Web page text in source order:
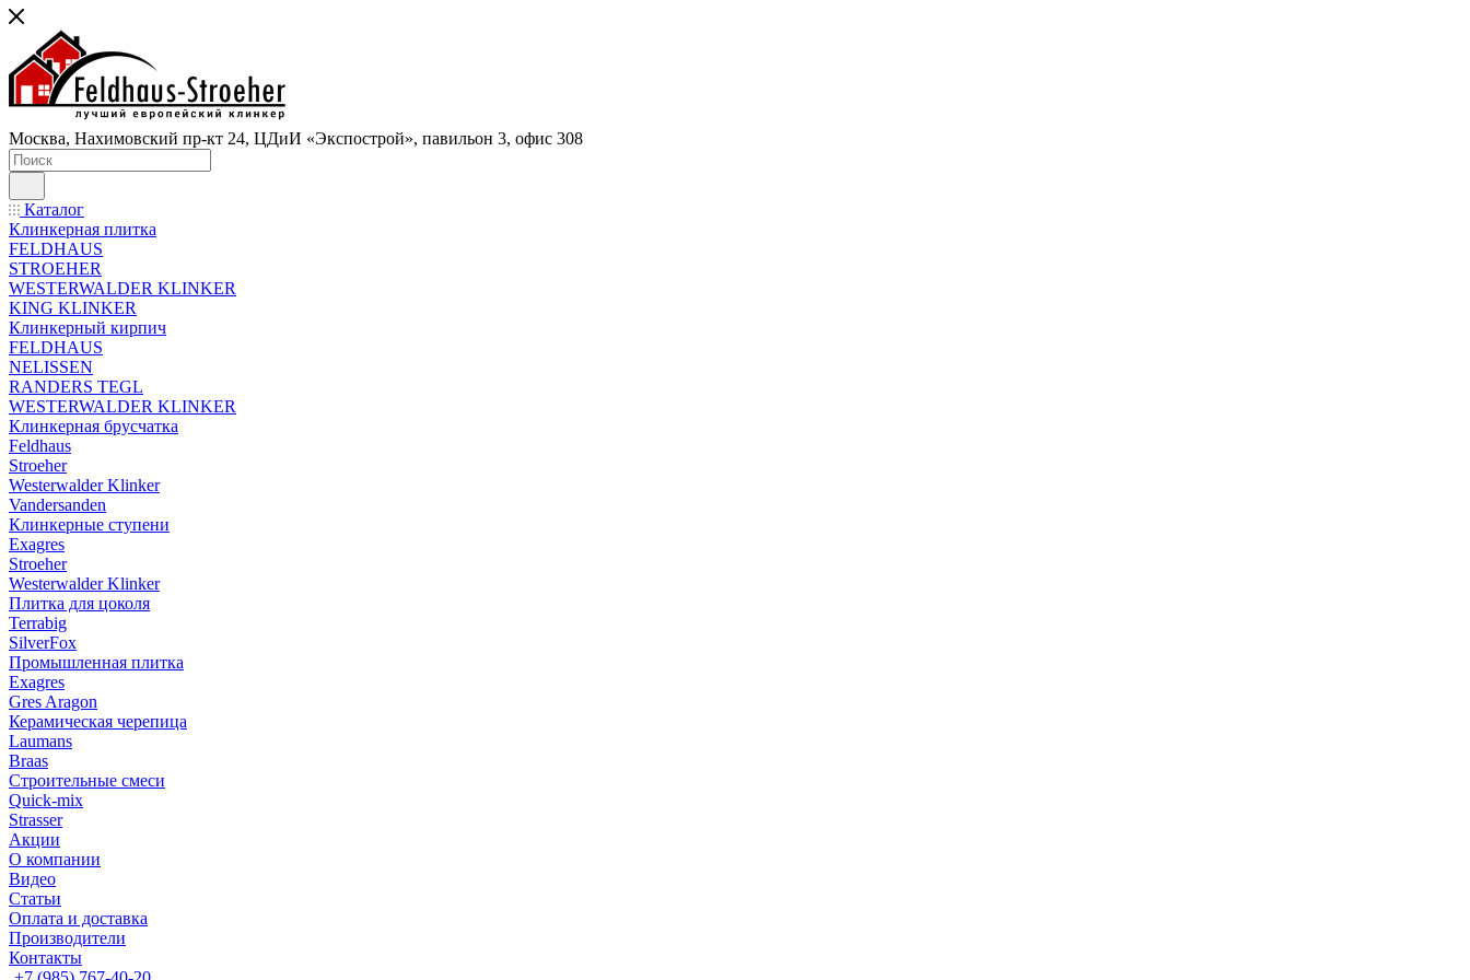
Москва, Нахимовский пр-кт 24, ЦДиИ «Экспострой», павильон 3, офис 308
Каталог
Клинкерная плитка
FELDHAUS
STROEHER
WESTERWALDER KLINKER
KING KLINKER
Клинкерный кирпич
FELDHAUS
NELISSEN
RANDERS TEGL
WESTERWALDER KLINKER
Клинкерная брусчатка
Feldhaus
Stroeher
Westerwalder Klinker
Vandersanden
Клинкерные ступени
Exagres
Stroeher
Westerwalder Klinker
Плитка для цоколя
Terrabig
SilverFox
Промышленная плитка
Exagres
Gres Aragon
Керамическая черепица
Laumans
Braas
Строительные смеси
Quick-mix
Strasser
Акции
О компании
Видео
Статьи
Оплата и доставка
Производители
Контакты